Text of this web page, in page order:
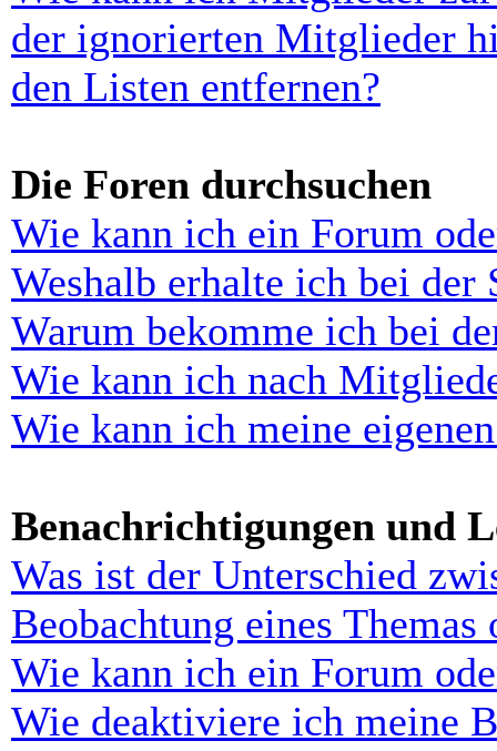
der ignorierten Mitglieder
den Listen entfernen?
Die Foren durchsuchen
Wie kann ich ein Forum
Weshalb erhalte ich bei der
Warum bekomme ich bei
Wie kann ich nach
Wie kann ich meine
Benachrichtigungen und
Was ist der Unterschied
Beobachtung eines Themas
Wie kann ich ein Forum
Wie deaktiviere ich meine